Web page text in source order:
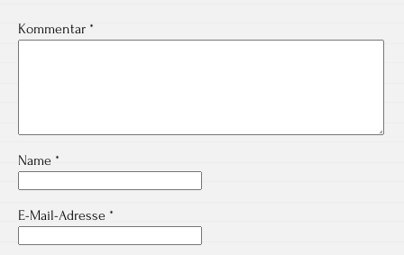
Kommentar *
Name *
E-Mail-Adresse *